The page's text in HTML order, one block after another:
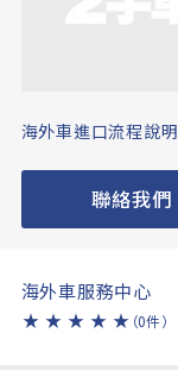
海外車進口流程說明
聯絡我們
海外車服務中心
★ ★ ★ ★ ★ （0件）